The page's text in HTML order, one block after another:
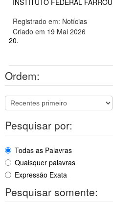
INSTITUTO FEDERAL
Registrado em: Notícias
Criado em 19 Mai 2026
20.
Ordem:
Pesquisar por:
Todas as Palavras
Quaisquer palavras
Expressão Exata
Pesquisar somente: